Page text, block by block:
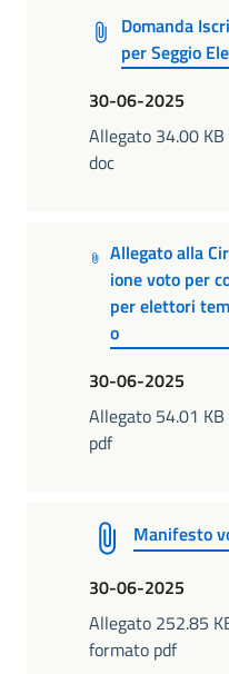
Domanda
per Seggio
30-06-2025
Allegato 34.00
doc
Allegato alla
ione voto per
per elettori
o
30-06-2025
Allegato 54.01
pdf
Manifesto
30-06-2025
Allegato 252.85
formato pdf